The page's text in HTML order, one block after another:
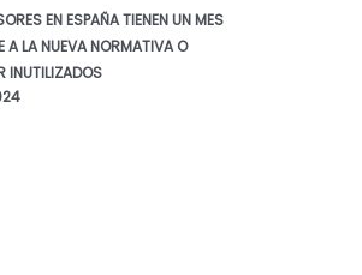
EN ESPAÑA TIENEN UN MES
A LA NUEVA NORMATIVA O
INUTILIZADOS